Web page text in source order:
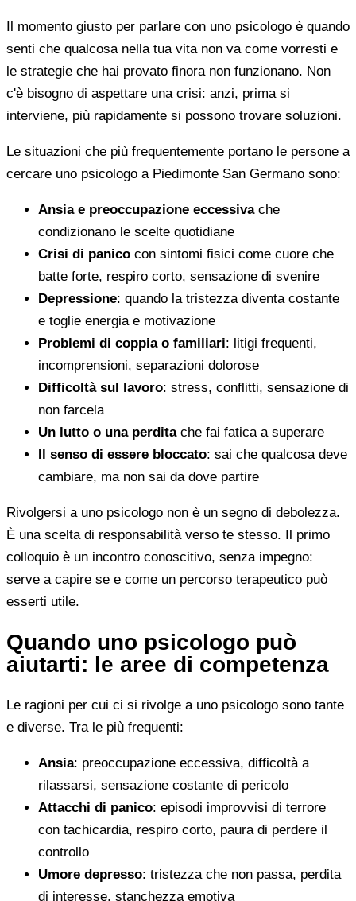
Il momento giusto per parlare con uno psicologo è quando
senti che qualcosa nella tua vita non va come vorresti e
le strategie che hai provato finora non funzionano. Non
c'è bisogno di aspettare una crisi: anzi, prima si
interviene, più rapidamente si possono trovare soluzioni.
Le situazioni che più frequentemente portano le persone a
cercare uno psicologo a Piedimonte San Germano sono:
Ansia e preoccupazione eccessivache
condizionano le scelte quotidiane
Crisi di panico con sintomi fisici come cuore che
batte forte, respiro corto, sensazione di svenire
Depressione: quando la tristezza diventa costante
e toglie energia e motivazione
Problemi di coppia o familiari: litigi frequenti,
incomprensioni, separazioni dolorose
Difficoltà sul lavoro: stress, conflitti, sensazione di
non farcela
Un lutto o una perditache fai fatica a superare
Il senso di essere bloccato: sai che qualcosa deve
cambiare, ma non sai da dove partire
Rivolgersi a uno psicologo non è un segno di debolezza.
È una scelta di responsabilità verso te stesso. Il primo
colloquio è un incontro conoscitivo, senza impegno:
serve a capire se e come un percorso terapeutico può
esserti utile.
Quando uno psicologo può
aiutarti: le aree di competenza
Le ragioni per cui ci si rivolge a uno psicologo sono tante
e diverse. Tra le più frequenti:
Ansia: preoccupazione eccessiva, difficoltà a
rilassarsi, sensazione costante di pericolo
Attacchi di panico: episodi improvvisi di terrore
con tachicardia, respiro corto, paura di perdere il
controllo
Umore depresso: tristezza che non passa, perdita
di interesse, stanchezza emotiva